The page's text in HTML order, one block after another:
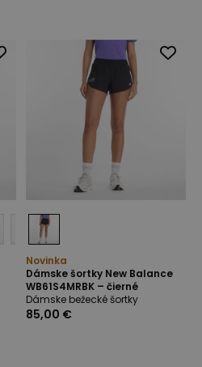
Novinka
Dámske šortky New Balance
WB61S4MRBK – čierné
Dámske bežecké šortky
85,00 €